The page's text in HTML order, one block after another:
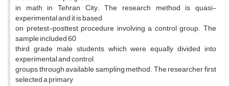
in math in Tehran City. The research method is quasi-
experimental and it is based
on pretest-posttest procedure involving a control group. The
sample included 60
third grade male students which were equally divided into
experimental and control
groups through available sampling method. The researcher first
selected a primary